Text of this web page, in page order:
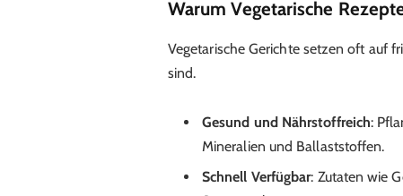
Warum Vegetarische
Vegetarische Gerichte setzen oft auf
sind.
Gesund und Nährstoffreich:
Mineralien und Ballaststoffen.
Schnell Verfügbar: Zutaten wie